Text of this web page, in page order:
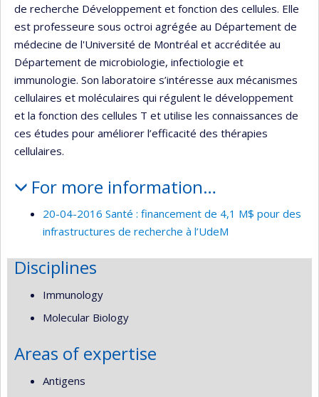
de recherche Développement et fonction des cellules. Elle
est professeure sous octroi agrégée au Département de
médecine de l'Université de Montréal et accréditée au
Département de microbiologie, infectiologie et
immunologie. Son laboratoire s’intéresse aux mécanismes
cellulaires et moléculaires qui régulent le développement
et la fonction des cellules T et utilise les connaissances de
ces études pour améliorer l’efficacité des thérapies
cellulaires.
For more information…
20-04-2016 Santé : financement de 4,1 M$ pour des
infrastructures de recherche à l’UdeM
Disciplines
Immunology
Molecular Biology
Areas of expertise
Antigens